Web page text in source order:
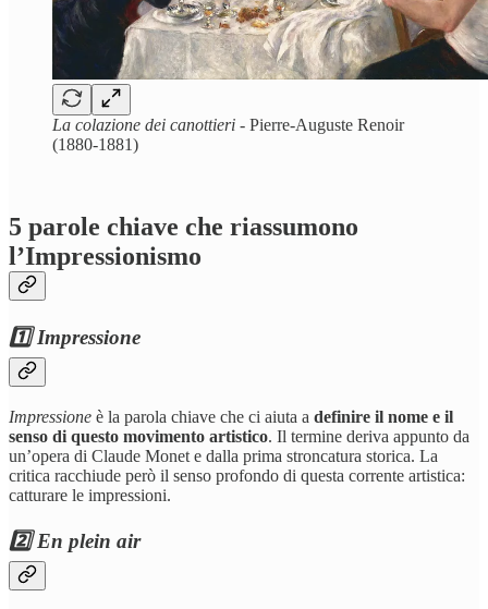
La colazione dei canottieri - Pierre-Auguste Renoir
(1880-1881)
5 parole chiave che riassumono
l’Impressionismo
1️⃣ Impressione
Impressione è la parola chiave che ci aiuta a definire il nome e il
senso di questo movimento artistico. Il termine deriva appunto da
un’opera di Claude Monet e dalla prima stroncatura storica. La
critica racchiude però il senso profondo di questa corrente artistica:
catturare le impressioni.
2️⃣ En plein air